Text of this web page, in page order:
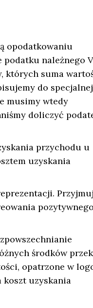
opodatkowaniu
należnego
których suma
do specjalnej
musimy wtedy
doliczyć
przychodu u
uzyskania
środków
opatrzone w
koszt uzyskania